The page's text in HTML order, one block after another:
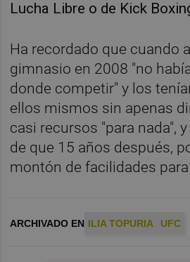
Lucha Libre o de Kick
Ha recordado que cuando
gimnasio en 2008 "no
donde competir" y los
ellos mismos sin apenas
casi recursos "para nada",
de que 15 años después,
montón de facilidades
ARCHIVADO EN ILIA TOPURIA UFC